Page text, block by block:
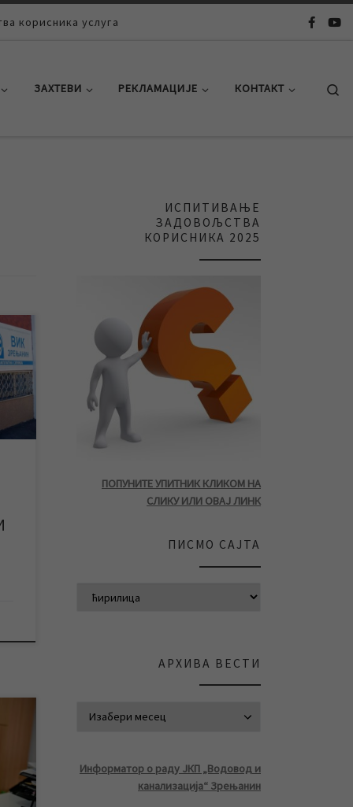
корисника услуга
ЗАХТЕВИ РЕКЛАМАЦИЈЕ КОНТАКТ
на
и
за
ИСПИТИВАЊЕ
ЗАДОВОЉСТВА
КОРИСНИКА 2025
ПОПУНИТЕ УПИТНИК КЛИКОМ НА
СЛИКУ ИЛИ ОВАЈ ЛИНК
ПИСМО САЈТА
АРХИВА ВЕСТИ
Информатор о раду ЈКП „Водовод и
канализација“ Зрењанин